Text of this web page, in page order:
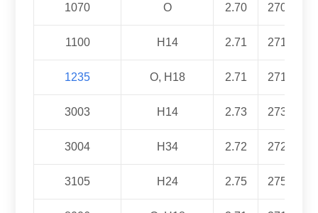
1070 O 2.70 2700
1100 H14 2.71 2710
1235 O, H18 2.71 2710
3003 H14 2.73 2730
3004 H34 2.72 2720
3105 H24 2.75 2750